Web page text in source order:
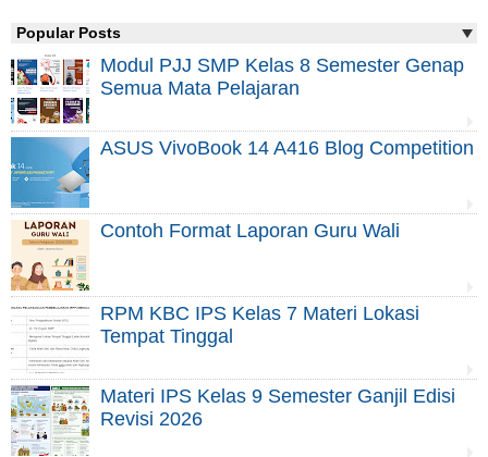
Popular Posts
Modul PJJ SMP Kelas 8 Semester Genap
Semua Mata Pelajaran
ASUS VivoBook 14 A416 Blog Competition
Contoh Format Laporan Guru Wali
RPM KBC IPS Kelas 7 Materi Lokasi
Tempat Tinggal
Materi IPS Kelas 9 Semester Ganjil Edisi
Revisi 2026